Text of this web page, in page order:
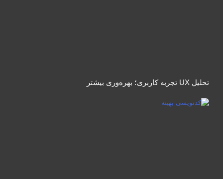
تحلیل UX تجربه کاربری؛ بهره‌وری بیشتر